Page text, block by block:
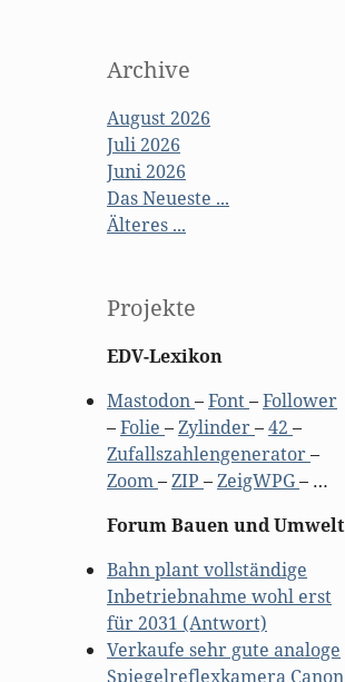
Archive
August 2026
Juli 2026
Juni 2026
Das Neueste ...
Älteres ...
Projekte
EDV-Lexikon
Mastodon–Font–Follower
–Folie –Zylinder–42 –
Zufallszahlengenerator–
Zoom–ZIP –ZeigWPG– …
Forum Bauen und Umwelt
Bahn plant vollständige
Inbetriebnahme wohl erst
für 2031 (Antwort)
Verkaufe sehr gute analoge
Spiegelreflexkamera Canon